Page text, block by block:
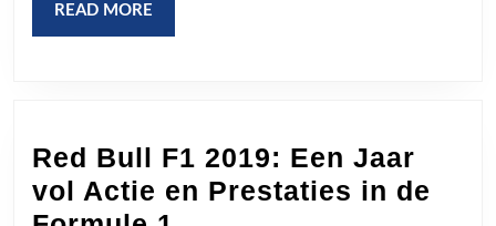
READ MORE
MORE
Red Bull F1 2019: Een Jaar
vol Actie en Prestaties in de